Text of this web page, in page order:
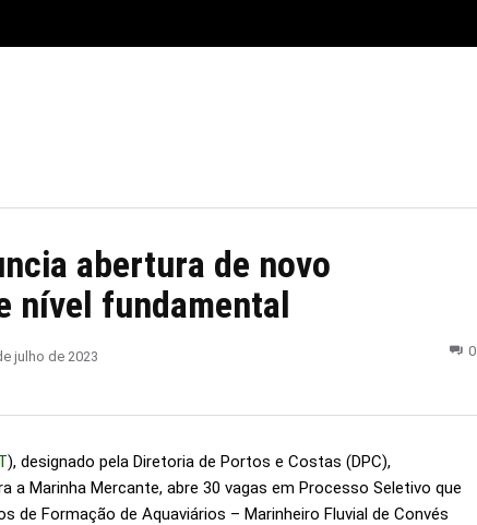
abertura de novo
nível fundamental
julho de 2023 0
), designado pela Diretoria de Portos e Costas (DPC),
a Marinha Mercante, abre 30 vagas em Processo Seletivo que
de Formação de Aquaviários – Marinheiro Fluvial de Convés